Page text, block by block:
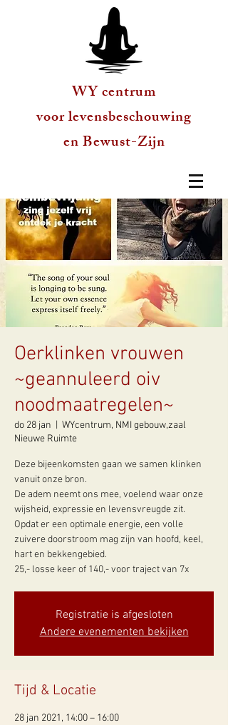
WY centrum
voor levensbeschouwing
en Bewust-Zijn
Oerklinken vrouwen
~geannuleerd oiv
noodmaatregelen~
do 28 jan
WYcentrum, NMI gebouw,zaal
Nieuwe Ruimte
Deze bijeenkomsten gaan we samen klinken
vanuit onze bron.
De adem neemt ons mee, voelend waar onze
wijsheid, expressie en levensvreugde zit.
Opdat er een optimale energie, een volle
zuivere doorstroom mag zijn van hoofd, keel,
hart en bekkengebied.
25,- losse keer of 140,- voor traject van 7x
Registratie is afgesloten
Andere evenementen bekijken
Tijd & Locatie
28 jan 2021, 14:00 – 16:00